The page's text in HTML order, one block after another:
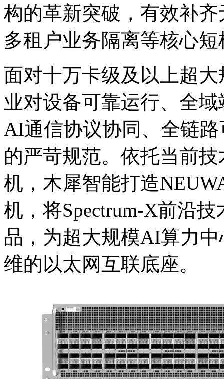
构的革新突破，有效补齐
多租户业务隔离等核心短
面对十万卡级及以上超大
业对设备可靠运行、全
AI通信协议协同、全链
的严苛规范。依托当前
机，木犀智能打造
机，将Spectrum-X前
品，为超大规模AI算力中
维的以太网互联底座。